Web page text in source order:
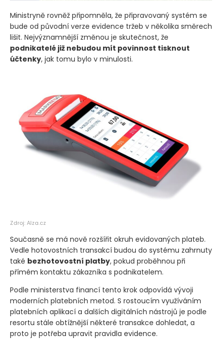
Ministryně rovněž připomněla, že připravovaný systém se
bude od původní verze evidence tržeb v několika směrech
lišit. Nejvýznamnější změnou je skutečnost, že
podnikatelé již nebudou mít povinnost tisknout
účtenky, jak tomu bylo v minulosti.
Zdroj: Alza.cz
Současně se má nově rozšířit okruh evidovaných plateb.
Vedle hotovostních transakcí budou do systému zahrnuty
také bezhotovostní platby, pokud proběhnou při
přímém kontaktu zákazníka s podnikatelem.
Podle ministerstva financí tento krok odpovídá vývoji
moderních platebních metod. S rostoucím využíváním
platebních aplikací a dalších digitálních nástrojů je podle
resortu stále obtížnější některé transakce dohledat, a
proto je potřeba upravit pravidla evidence.